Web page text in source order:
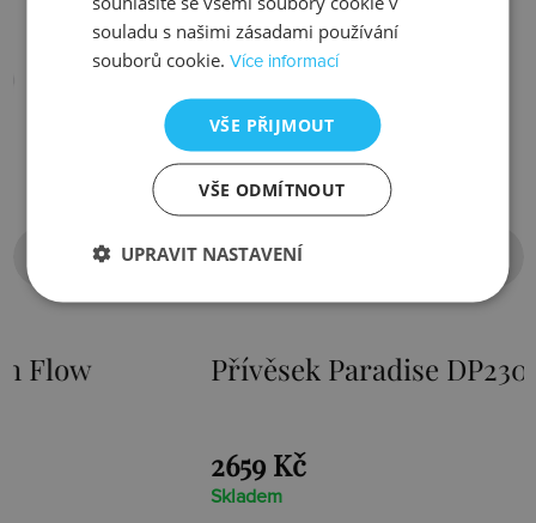
Přívěsek Paradise DP230
souladu s našimi zásadami používání
souborů cookie.Více informací
VŠE PŘIJMOUT
VŠE ODMÍTNOUT
UPRAVIT NASTAVENÍ